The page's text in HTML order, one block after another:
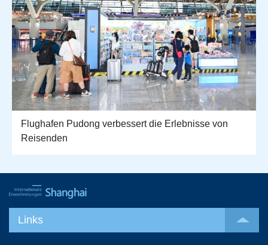
Flughafen Pudong verbessert die Erlebnisse von
Reisenden
Links